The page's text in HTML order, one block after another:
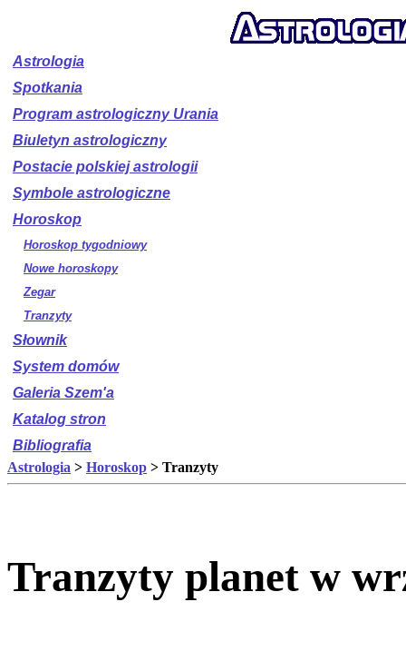
Astrologia
Spotkania
Program astrologiczny Urania
Biuletyn astrologiczny
Postacie polskiej astrologii
Symbole astrologiczne
Horoskop
Horoskop tygodniowy
Nowe horoskopy
Zegar
Tranzyty
Słownik
System domów
Galeria Szem'a
Katalog stron
Bibliografia
Astrologia > Horoskop > Tranzyty
Tranzyty planet w